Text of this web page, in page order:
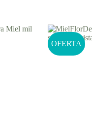
OFERTA